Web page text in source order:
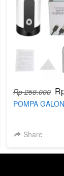
Rp 258.000
POMPA
Share